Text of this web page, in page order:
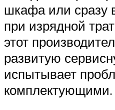
шкафа или сразу
при изрядной
этот
развитую
испытывает
комплектующими.